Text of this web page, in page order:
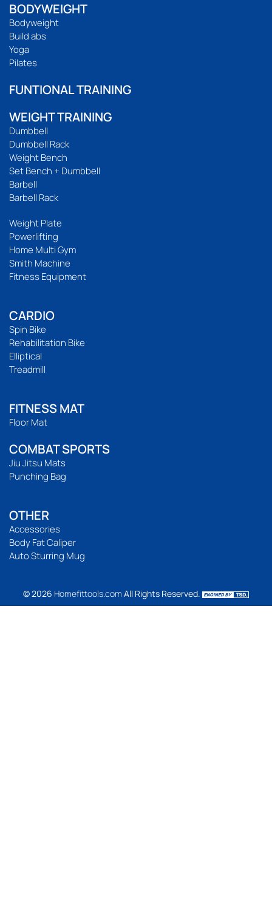
BODYWEIGHT
Bodyweight
Build abs
Yoga
Pilates
FUNTIONAL TRAINING
WEIGHT TRAINING
Dumbbell
Dumbbell Rack
Weight Bench
Set Bench + Dumbbell
Barbell
Barbell Rack
Weight Plate
Powerlifting
Home Multi Gym
Smith Machine
Fitness Equipment
CARDIO
Spin Bike
Rehabilitation Bike
Elliptical
Treadmill
FITNESS MAT
Floor Mat
COMBAT SPORTS
Jiu Jitsu Mats
Punching Bag
OTHER
Accessories
Body Fat Caliper
Auto Sturring Mug
© 2026 Homefittools.com All Rights Reserved.